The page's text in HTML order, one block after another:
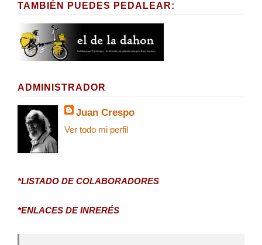
TAMBIÉN PUEDES PEDALEAR:
ADMINISTRADOR
Juan Crespo
Ver todo mi perfil
*LISTADO DE COLABORADORES
*ENLACES DE INRERÉS